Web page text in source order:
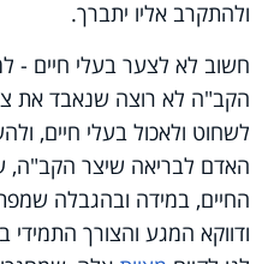
ולהתקרב אליו יתברך.
חשוב לא לצער בעלי חיים -
הקב"ה לא רוצה שנאבד את
לשחוט ולאכול בעלי חיים,
האדם לבריאה שיצר הקב"ה,
החיים, במידה ובהגבלה
ודווקא המגע והצורך